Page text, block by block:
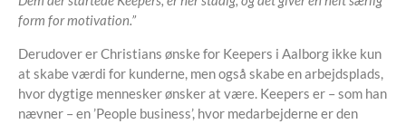
form for motivation.”
Derudover er Christians ønske for Keepers i Aalborg ikke kun
at skabe værdi for kunderne, men også skabe en arbejdsplads,
hvor dygtige mennesker ønsker at være. Keepers er – som han
nævner – en ’People business’, hvor medarbejderne er den